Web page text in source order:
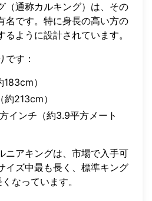
（通称カルキング）は、その
名です。特に身長の高い方の
ように設計されています。
です：
）
213cm）
インチ（約3.9平方メート
ニアキングは、市場で入手可
イズ中最も長く、標準キング
なっています。